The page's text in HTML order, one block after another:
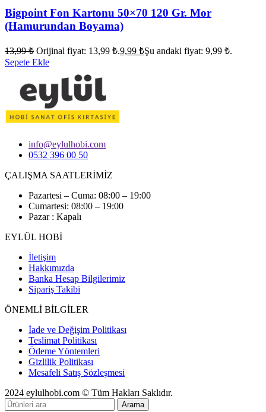
Bigpoint Fon Kartonu 50×70 120 Gr. Mor
(Hamurundan Boyama)
13,99₺ Orijinal fiyat: 13,99 ₺.9,99 ₺Şu andaki fiyat: 9,99 ₺.
Sepete Ekle
info@eylulhobi.com
0532 396 00 50
ÇALIŞMA SAATLERİMİZ
Pazartesi – Cuma: 08:00 – 19:00
Cumartesi: 08:00 – 19:00
Pazar : Kapalı
EYLÜL HOBİ
İletişim
Hakkımızda
Banka Hesap Bilgilerimiz
Sipariş Takibi
ÖNEMLİ BİLGİLER
İade ve Değişim Politikası
Teslimat Politikası
Ödeme Yöntemleri
Gizlilik Politikası
Mesafeli Satış Sözleşmesi
2024 eylulhobi.com © Tüm Hakları Saklıdır.
Arama